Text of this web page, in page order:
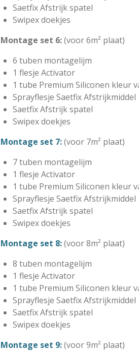
Saetfix Afstrijk spatel
Swipex doekjes
Montage set 6:(voor 6m² plaat)
6 tuben montagelijm
1 flesje Activator
1 tube Premium Siliconen kleur
Sprayflesje Saetfix Afstrijkmiddel
Saetfix Afstrijk spatel
Swipex doekjes
Montage set 7:(voor 7m² plaat)
7 tuben montagelijm
1 flesje Activator
1 tube Premium Siliconen kleur
Sprayflesje Saetfix Afstrijkmiddel
Saetfix Afstrijk spatel
Swipex doekjes
Montage set 8:(voor 8m² plaat)
8 tuben montagelijm
1 flesje Activator
1 tube Premium Siliconen kleur
Sprayflesje Saetfix Afstrijkmiddel
Saetfix Afstrijk spatel
Swipex doekjes
Montage set 9:(voor 9m² plaat)